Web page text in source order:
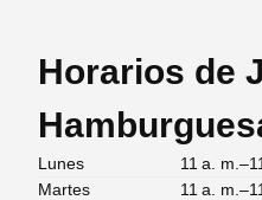
Horarios de
Lunes
11 a.
Martes
11 a.